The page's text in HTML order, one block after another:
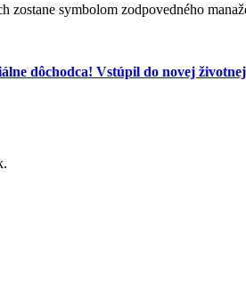
symbolom zodpovedného
dôchodca! Vstúpil do novej